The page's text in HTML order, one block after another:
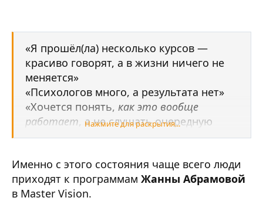
«Я прошёл(ла) несколько курсов —
красиво говорят, а в жизни ничего не
меняется»
«Психологов много, а результата нет»
«Хочется понять, как это вообще
работает, а не слушать очередную
теорию»
Нажмите для раскрытия...
Именно с этого состояния чаще всего люди
приходят к программам Жанны Абрамовой
в Master Vision.